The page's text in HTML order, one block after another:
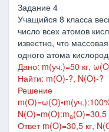
Задание 4
Учащийся 8 класса
число всех атомов
известно, что
одного атома
Дано: m(уч.)=50 кг,
Найти: m(O)-?, N(O)-?
Решение
N(O)=m(O):ma(O)=30,5
Ответ m(O)=30,5 кг,